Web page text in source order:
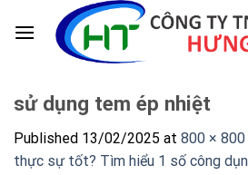
sử dụng tem ép nhiệt
Published 13/02/2025 at 800 × 800
thực sự tốt? Tìm hiểu 1 số công